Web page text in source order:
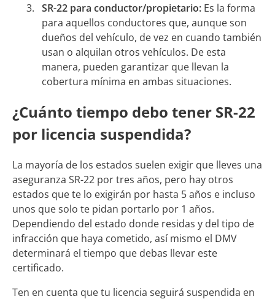
SR-22 para conductor/propietario: Es la forma
para aquellos conductores que, aunque son
dueños del vehículo, de vez en cuando también
usan o alquilan otros vehículos. De esta
manera, pueden garantizar que llevan la
cobertura mínima en ambas situaciones.
¿Cuánto tiempo debo tener SR-22
por licencia suspendida?
La mayoría de los estados suelen exigir que lleves una
aseguranza SR-22 por tres años, pero hay otros
estados que te lo exigirán por hasta 5 años e incluso
unos que solo te pidan portarlo por 1 años.
Dependiendo del estado donde residas y del tipo de
infracción que haya cometido, así mismo el DMV
determinará el tiempo que debas llevar este
certificado.
Ten en cuenta que tu licencia seguirá suspendida en